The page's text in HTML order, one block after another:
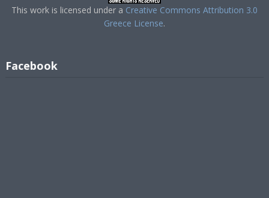
This work is licensed under a Creative Commons Attribution 3.0
Greece License.
Facebook